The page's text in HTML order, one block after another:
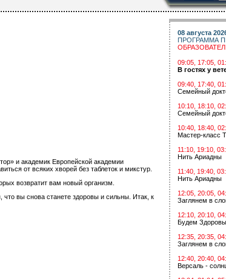
и академик Европейской академии
от всяких хворей без таблеток и микстур.
возвратит вам новый организм.
вы снова станете здоровы и сильны. Итак, к
08 августа
ПРОГРАММА
09:05, 17:05,
В гостях у
09:40, 17:40,
Семейный
10:10, 18:10,
Семейный
10:40, 18:40,
Мастер-класс
11:10, 19:10,
Нить Ариадны
11:40, 19:40,
Нить Ариадны
12:05, 20:05,
Заглянем в
12:10, 20:10,
Будем
12:35, 20:35,
Заглянем в
12:40, 20:40,
Версаль -